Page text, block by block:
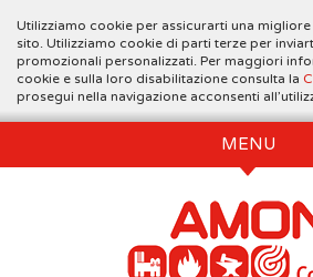
Utilizziamo cookie per assicurarti una migliore
sito. Utilizziamo cookie di parti terze per
promozionali personalizzati. Per maggiori
cookie e sulla loro disabilitazione consulta la
prosegui nella navigazione acconsenti
MENU